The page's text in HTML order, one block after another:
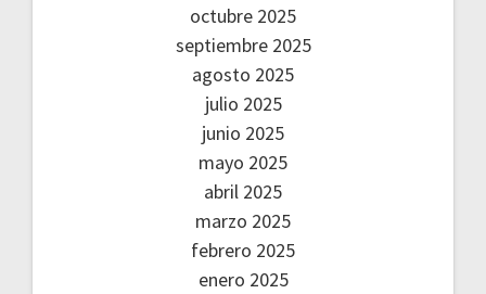
octubre 2025
septiembre 2025
agosto 2025
julio 2025
junio 2025
mayo 2025
abril 2025
marzo 2025
febrero 2025
enero 2025